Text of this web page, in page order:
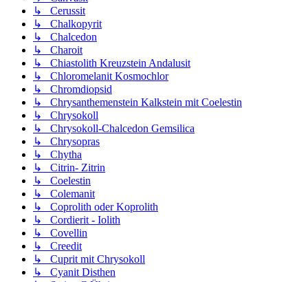
↳ Cerussit
↳ Chalkopyrit
↳ Chalcedon
↳ Charoit
↳ Chiastolith Kreuzstein Andalusit
↳ Chloromelanit Kosmochlor
↳ Chromdiopsid
↳ Chrysanthemenstein Kalkstein mit Coelestin
↳ Chrysokoll
↳ Chrysokoll-Chalcedon Gemsilica
↳ Chrysopras
↳ Chytha
↳ Citrin- Zitrin
↳ Coelestin
↳ Colemanit
↳ Coprolith oder Koprolith
↳ Cordierit - Iolith
↳ Covellin
↳ Creedit
↳ Cuprit mit Chrysokoll
↳ Cyanit Disthen